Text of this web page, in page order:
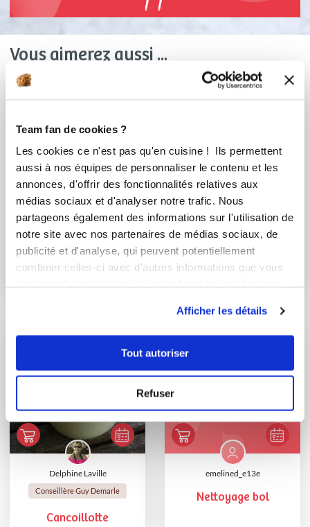
Team fan de cookies ?
Les cookies ce n'est pas qu'en cuisine ! Ils permettent
aussi à nos équipes de personnaliser le contenu et les
annonces, d'offrir des fonctionnalités relatives aux
médias sociaux et d'analyser notre trafic. Nous
partageons également des informations sur l'utilisation de
notre site avec nos partenaires de médias sociaux, de
publicité et d'analyse, qui peuvent potentiellement
combiner celles-ci avec d'autres informations que vous
Afficher les détails
Tout autoriser
Refuser
Vous aimerez aussi ...
sandrinem_9be8
pâte a wraps ou
faritas
Elodie Lefort (Gourmandises
d'Elo)
Conseillère Guy Demarle
Delphine Laville
Conseillère Guy Demarle
Cancoillotte
emelined_e13e
Nettoyage bol